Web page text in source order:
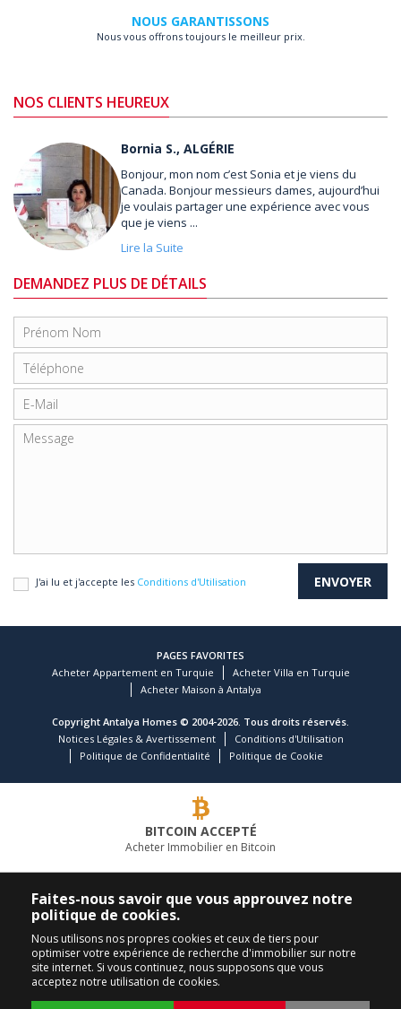
NOUS GARANTISSONS
Nous vous offrons toujours le meilleur prix.
NOS CLIENTS HEUREUX
Bornia S., ALGÉRIE
Bonjour, mon nom c’est Sonia et je viens du
Canada. Bonjour messieurs dames, aujourd’hui
je voulais partager une expérience avec vous
que je viens ...
Lire la Suite
DEMANDEZ PLUS DE DÉTAILS
J'ai lu et j'accepte les Conditions d'Utilisation
PAGES FAVORITES
Acheter Appartement en Turquie
Acheter Villa en Turquie
Acheter Maison à Antalya
Copyright Antalya Homes © 2004-2026. Tous droits réservés.
Notices Légales & Avertissement
Conditions d'Utilisation
Politique de Confidentialité
Politique de Cookie
BITCOIN ACCEPTÉ
Acheter Immobilier en Bitcoin
COMPAGNIE IMMOBILIÈRE LEADER
APPELEZ-NOUS
+90 242 324 54 94
Faites-nous savoir que vous approuvez notre
politique de cookies.
Nous utilisons nos propres cookies et ceux de tiers pour
optimiser votre expérience de recherche d'immobilier sur notre
site internet. Si vous continuez, nous supposons que vous
acceptez notre utilisation de cookies.